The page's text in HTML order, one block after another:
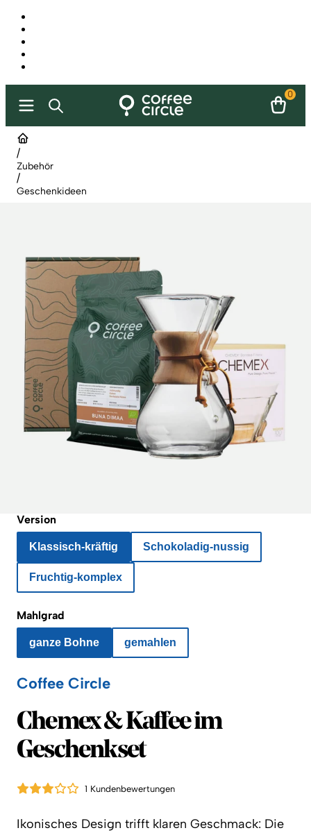
0
/
Zubehör
/
Geschenkideen
Version
Klassisch-kräftig Schokoladig-nussig
Fruchtig-komplex
Mahlgrad
ganze Bohne gemahlen
Coffee Circle
Coffee Circle
Chemex & Kaffee im
Geschenkset
1 Kundenbewertungen
Ikonisches Design trifft klaren Geschmack: Die